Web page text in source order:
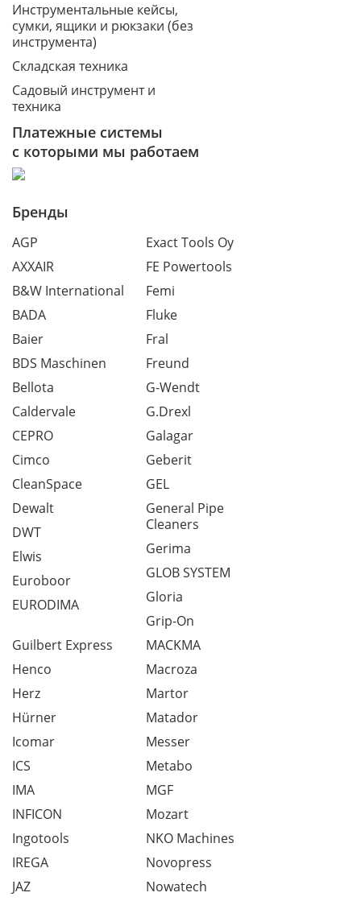
Инструментальные кейсы,
сумки, ящики и рюкзаки (без
инструмента)
Складская техника
Садовый инструмент и
техника
Платежные системы
с которыми мы работаем
Бренды
AGP
AXXAIR
B&W International
BADA
Baier
BDS Maschinen
Bellota
Caldervale
CEPRO
Cimco
CleanSpace
Dewalt
DWT
Elwis
Euroboor
EURODIMA
Exact Tools Oy
FE Powertools
Femi
Fluke
Fral
Freund
G-Wendt
G.Drexl
Galagar
Geberit
GEL
General Pipe
Cleaners
Gerima
GLOB SYSTEM
Gloria
Grip-On
Guilbert Express
Henco
Herz
Hürner
Icomar
ICS
IMA
INFICON
Ingotools
IREGA
JAZ
MACKMA
Macroza
Martor
Matador
Messer
Metabo
MGF
Mozart
NKO Machines
Novopress
Nowatech